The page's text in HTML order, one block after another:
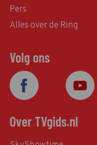
Pers
Alles over de Ring
Volg ons
Over TVgids.nl